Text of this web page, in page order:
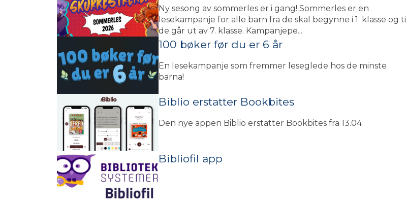
Ny sesong av sommerles er i gang! Sommerles er en
lesekampanje for alle barn fra de skal begynne i 1. klasse og til
de går ut av 7. klasse. Kampanjepe...
100 bøker før du er 6 år
En lesekampanje som fremmer leseglede hos de minste
barna!
Biblio erstatter Bookbites
Den nye appen Biblio erstatter Bookbites fra 13.04
Bibliofil app